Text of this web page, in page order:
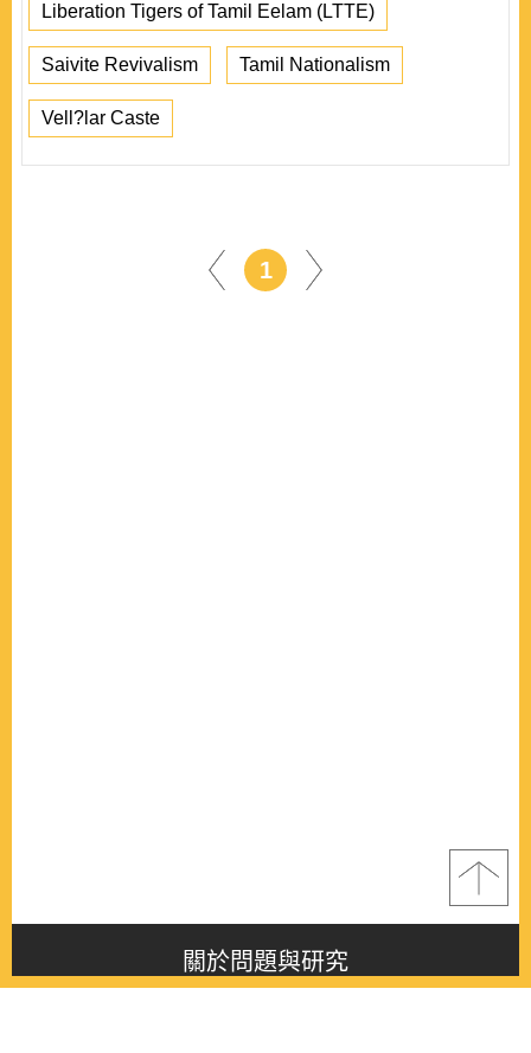
Liberation Tigers of Tamil Eelam (LTTE)
Saivite Revivalism Tamil Nationalism
Vell?lar Caste
1
關於問題與研究
About this journal